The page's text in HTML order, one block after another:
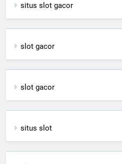
situs slot gacor
slot gacor
slot gacor
situs slot